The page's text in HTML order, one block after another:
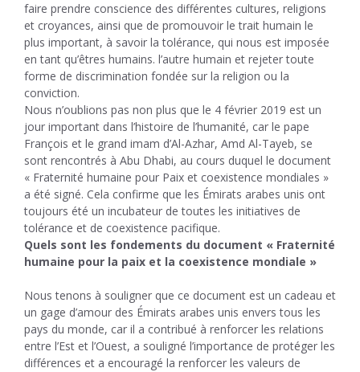
faire prendre conscience des différentes cultures, religions
et croyances, ainsi que de promouvoir le trait humain le
plus important, à savoir la tolérance, qui nous est imposée
en tant qu’êtres humains. l’autre humain et rejeter toute
forme de discrimination fondée sur la religion ou la
conviction.
Nous n’oublions pas non plus que le 4 février 2019 est un
jour important dans l’histoire de l’humanité, car le pape
François et le grand imam d’Al-Azhar, Amd Al-Tayeb, se
sont rencontrés à Abu Dhabi, au cours duquel le document
« Fraternité humaine pour Paix et coexistence mondiales »
a été signé. Cela confirme que les Émirats arabes unis ont
toujours été un incubateur de toutes les initiatives de
tolérance et de coexistence pacifique.
Quels sont les fondements du document « Fraternité
humaine pour la paix et la coexistence mondiale »
Nous tenons à souligner que ce document est un cadeau et
un gage d’amour des Émirats arabes unis envers tous les
pays du monde, car il a contribué à renforcer les relations
entre l’Est et l’Ouest, a souligné l’importance de protéger les
différences et a encouragé la renforcer les valeurs de